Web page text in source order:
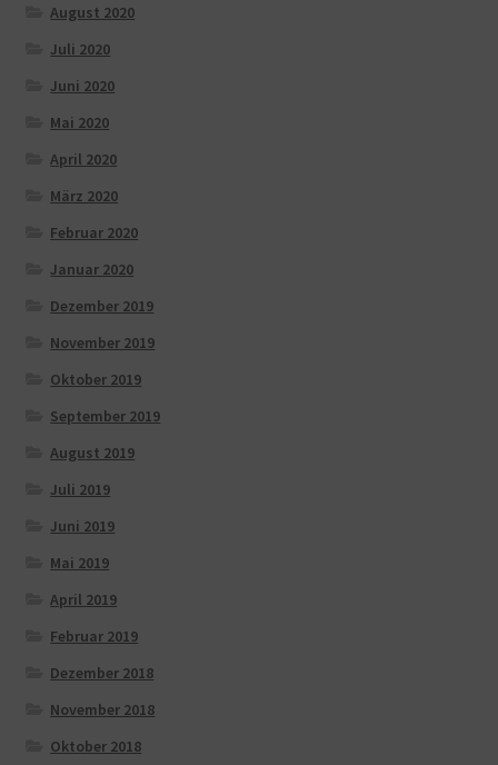
August 2020
Juli 2020
Juni 2020
Mai 2020
April 2020
März 2020
Februar 2020
Januar 2020
Dezember 2019
November 2019
Oktober 2019
September 2019
August 2019
Juli 2019
Juni 2019
Mai 2019
April 2019
Februar 2019
Dezember 2018
November 2018
Oktober 2018